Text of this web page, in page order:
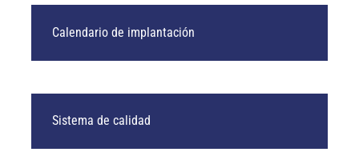
Calendario de implantación
Sistema de calidad